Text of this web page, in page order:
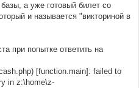
а уже готовый билет со
и называется "викториной в
при попытке ответить на
[function.main]: failed to
in z:\home\z-